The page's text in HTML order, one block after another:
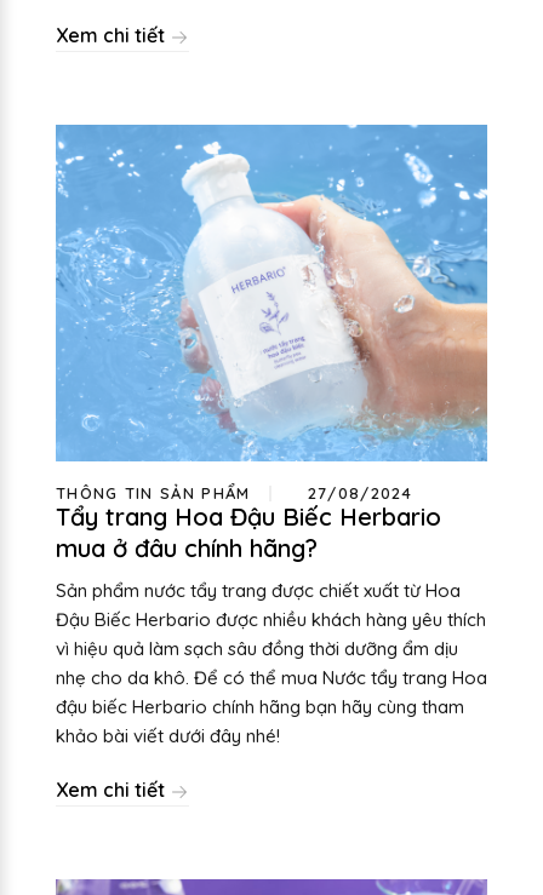
Xem chi tiết
THÔNG TIN SẢN PHẨM 27/08/2024
Tẩy trang Hoa Đậu Biếc Herbario
mua ở đâu chính hãng?
Sản phẩm nước tẩy trang được chiết xuất từ Hoa
Đậu Biếc Herbario được nhiều khách hàng yêu thích
vì hiệu quả làm sạch sâu đồng thời dưỡng ẩm dịu
nhẹ cho da khô. Để có thể mua Nước tẩy trang Hoa
đậu biếc Herbario chính hãng bạn hãy cùng tham
khảo bài viết dưới đây nhé!
Xem chi tiết